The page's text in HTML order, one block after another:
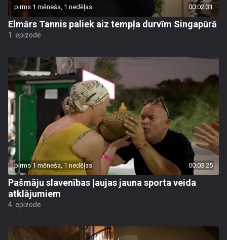
pirms 1 mēneša, 1 nedēļas 00:02:31
Elmārs Tannis paliek aiz tempļa durvīm Singapūrā
1. epizode
pirms 1 mēneša, 1 nedēļas 00:03:25
Pašmāju slavenības ļaujas jauna sporta veida
atklājumiem
4. epizode